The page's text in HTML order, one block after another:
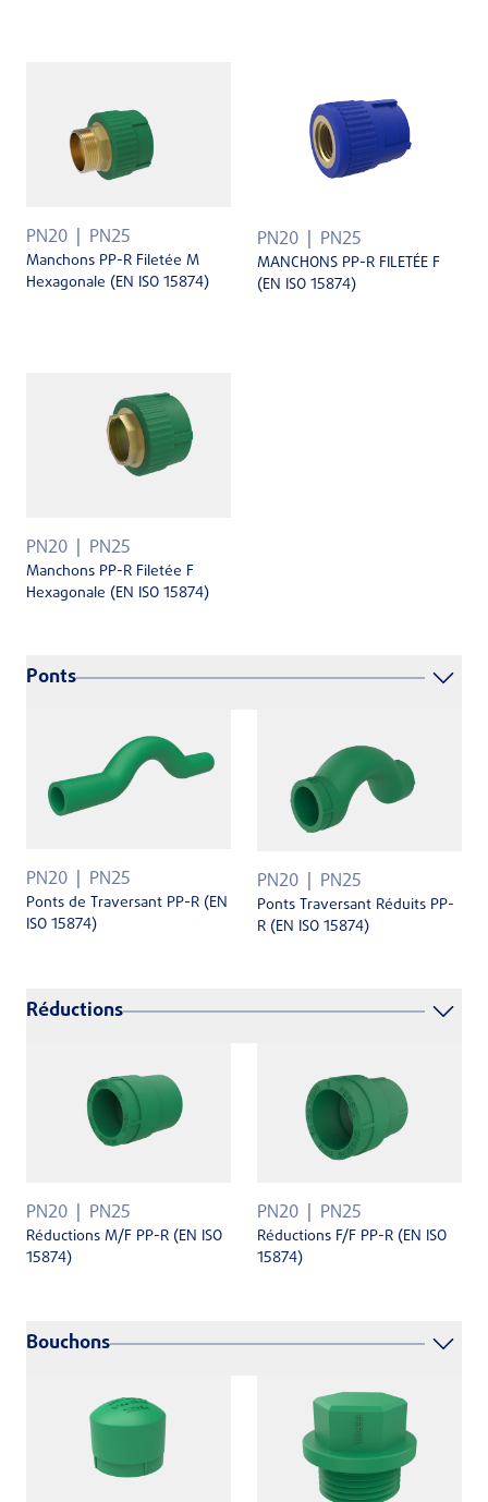
PN20 PN25
Manchons PP-R Filetée M
Hexagonale (EN ISO 15874)
PN20 PN25
MANCHONS PP-R FILETÉE F
(EN ISO 15874)
PN20 PN25
Manchons PP-R Filetée F
Hexagonale (EN ISO 15874)
Ponts
PN20 PN25
Ponts de Traversant PP-R (EN
ISO 15874)
PN20 PN25
Ponts Traversant Réduits PP-
R (EN ISO 15874)
Réductions
PN20 PN25
Réductions M/F PP-R (EN ISO
15874)
PN20 PN25
Réductions F/F PP-R (EN ISO
15874)
Bouchons